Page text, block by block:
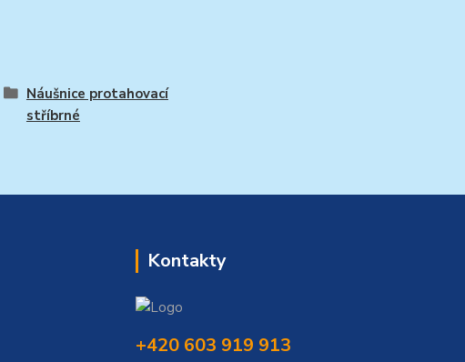
Náušnice protahovací
stříbrné
Kontakty
+420 603 919 913